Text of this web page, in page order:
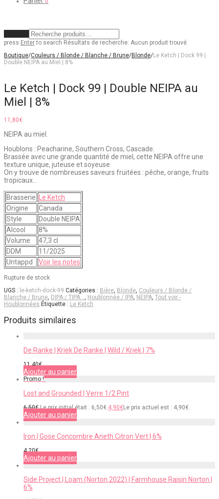
press Enterto search Résultats de recherche: Aucun produit trouvé.
Boutique/Couleurs / Blonde / Blanche / Brune/Blonde/Le Ketch | Dock 99 |
Double NEIPA au Miel | 8%
Le Ketch | Dock 99 | Double NEIPA au
Miel | 8%
11,80€
NEIPA au miel.
Houblons : Peacharine, Southern Cross, Cascade.
Brassée avec une grande quantité de miel, cette NEIPA offre une
texture unique, juteuse et soyeuse.
On y trouve de nombreuses saveurs fruitées : pêche, orange, fruits
tropicaux…
Brasserie
Le Ketch
Origine
Canada
Style
Double NEIPA
Alcool
8%
Volume
47,3 cl
DDM
11/2025
Untappd
Voir les notes
Rupture de stock
UGS : le-ketch-dock-99 Catégories : Bière, Blonde, Couleurs / Blonde /
Blanche / Brune, DIPA / TIPA…, Houblonnée / IPA, NEIPA, Tout voir -
Houblonnées Étiquette : Le Ketch
Produits similaires
De Ranke | Kriek De Ranke | Wild / Kriek | 7%
11,40€
Ajouter au panier
Promo !
Lost and Grounded | Verre 1/2 Pint
6,50€ Le prix initial était : 6,50€.4,90€Le prix actuel est : 4,90€.
Ajouter au panier
Iron | Gose Concombre Aneth Citron Vert | 6%
4,20€
Ajouter au panier
Side Project | Loam (Norton 2022) | Farmhouse Raisin Norton |
6%